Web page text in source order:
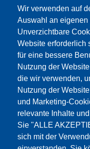
Wir verwenden auf
Auswahl an
Unverzichtbare
Website erforderlich
für eine bessere
Nutzung der
die wir verwenden,
Nutzung der
und Marketing-
relevante Inhalte
Sie "ALLE
sich mit der
Dieser Inhalt ist
Cookies
NUR DIE